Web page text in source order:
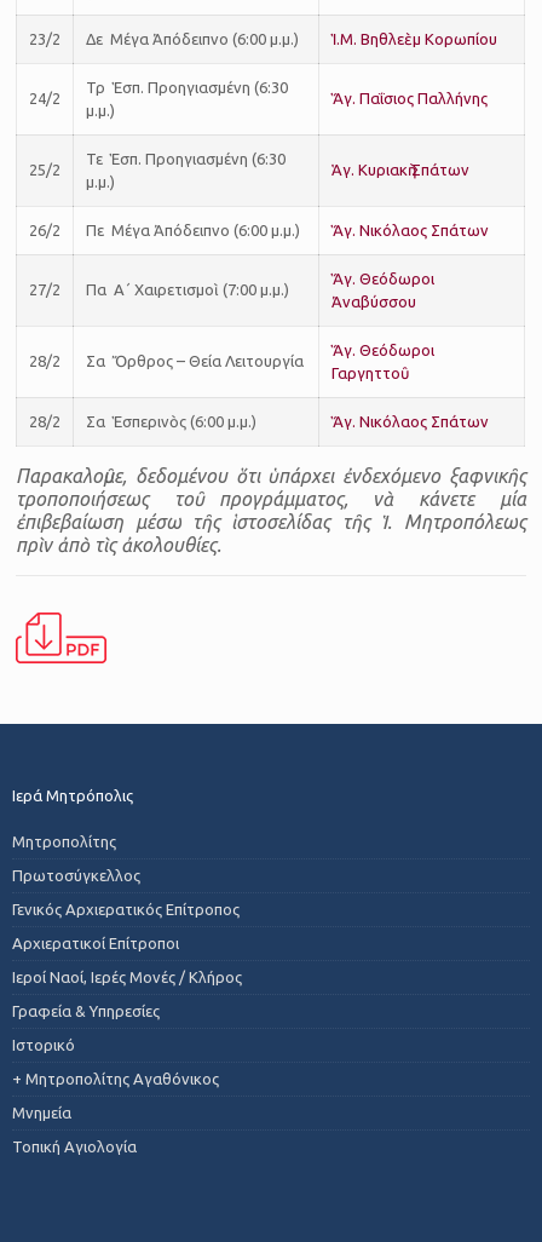
23/2 Δε Μέγα Ἀπόδειπνο (6:00 μ.μ.) Ἱ.Μ. Βηθλεὲμ Κορωπίου
24/2
Τρ Ἑσπ. Προηγιασμένη (6:30
μ.μ.)
Ἅγ. Παΐσιος Παλλήνης
25/2
Τε Ἑσπ. Προηγιασμένη (6:30
μ.μ.)
Ἁγ. Κυριακὴ Σπάτων
26/2 Πε Μέγα Ἀπόδειπνο (6:00 μ.μ.) Ἅγ. Νικόλαος Σπάτων
27/2 Πα Α΄ Χαιρετισμοὶ (7:00 μ.μ.)
Ἅγ. Θεόδωροι
Ἀναβύσσου
28/2 Σα Ὄρθρος – Θεία Λειτουργία
Ἅγ. Θεόδωροι
Γαργηττοῦ
28/2 Σα Ἑσπερινὸς (6:00 μ.μ.) Ἅγ. Νικόλαος Σπάτων
Παρακαλοῦμε, δεδομένου ὅτι ὑπάρχει ἐνδεχόμενο ξαφνικῆς
τροποποιήσεως τοῦ προγράμματος, νὰ κάνετε μία
ἐπιβεβαίωση μέσω τῆς ἱστοσελίδας τῆς Ἱ. Μητροπόλεως
πρὶν ἀπὸ τὶς ἀκολουθίες.
Ιερά Μητρόπολις
Μητροπολίτης
Πρωτοσύγκελλος
Γενικός Αρχιερατικός Επίτροπος
Αρχιερατικοί Επίτροποι
Ιεροί Ναοί, Ιερές Μονές / Κλήρος
Γραφεία & Υπηρεσίες
Ιστορικό
+ Μητροπολίτης Αγαθόνικος
Μνημεία
Τοπική Αγιολογία